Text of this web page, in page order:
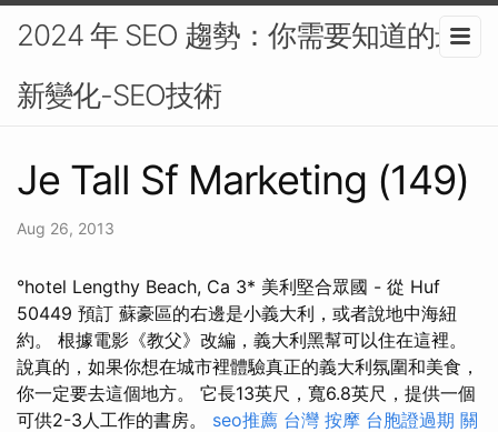
2024 年 SEO 趨勢：你需要知道的最
新變化-SEO技術
Je Tall Sf Marketing (149)
Aug 26, 2013
°hotel Lengthy Beach, Ca 3* 美利堅合眾國 - 從 Huf
50449 預訂 蘇豪區的右邊是小義大利，或者說地中海紐
約。 根據電影《教父》改編，義大利黑幫可以住在這裡。
說真的，如果你想在城市裡體驗真正的義大利氛圍和美食，
你一定要去這個地方。 它長13英尺，寬6.8英尺，提供一個
可供2-3人工作的書房。 seo推薦 台灣 按摩 台胞證過期 關